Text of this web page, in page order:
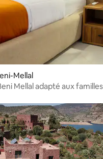
Mellal
Mellal adapté aux familles